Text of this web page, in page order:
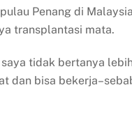
Penang di
transplantasi mata.
tidak bertanya
dan bisa